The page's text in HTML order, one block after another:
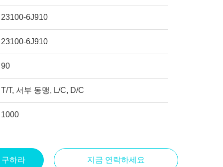
23100-6J910
23100-6J910
90
T/T, 서부 동맹, L/C, D/C
1000
하라 지금 연락하세요